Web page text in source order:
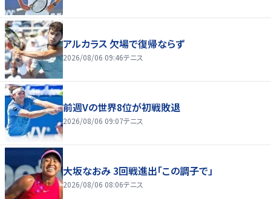
アルカラス 欠場で復帰ならず
2026/08/06 09:46テニス
前週Vの世界8位が初戦敗退
2026/08/06 09:07テニス
大坂なおみ 3回戦進出「この調子で」
2026/08/06 08:06テニス